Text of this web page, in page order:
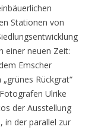
Stationen von
einer neuen Zeit:
Emscher
Rückgrat“
Ulrike
der Ausstellung
in der parallel zur